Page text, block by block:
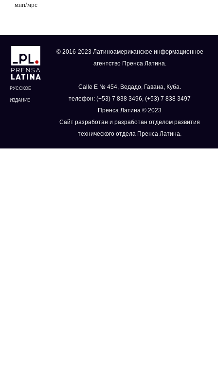
мнп/мрс
РУССКОЕ
ИЗДАНИЕ
© 2016-2023 Латиноамериканское информационное
агентство Пренса Латина.
Calle E № 454, Ведадо, Гавана, Куба.
телефон: (+53) 7 838 3496, (+53) 7 838 3497
Пренса Латина © 2023
Сайт разработан и разработан отделом развития
технического отдела Пренса Латина.